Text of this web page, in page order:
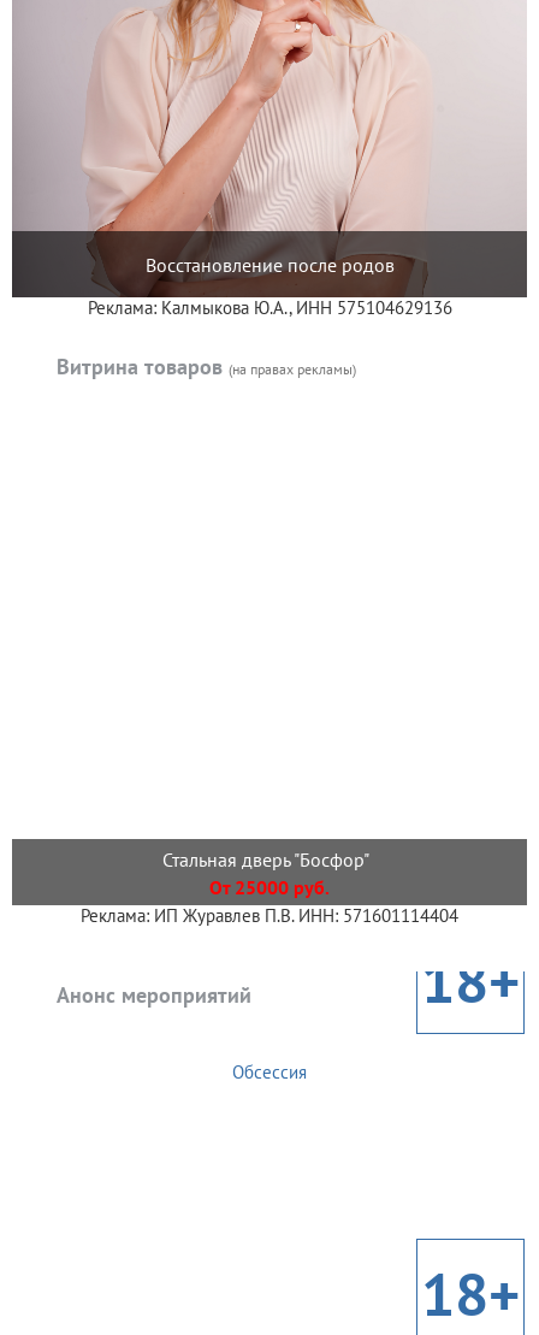
Восстановление после родов
Реклама: Калмыкова Ю.А., ИНН 575104629136
Витрина товаров (на правах рекламы)
Стальная дверь "Босфор"
От 25000 руб.
Реклама: ИП Журавлев П.В. ИНН: 571601114404
Анонс мероприятий 18+
Обсессия
18+